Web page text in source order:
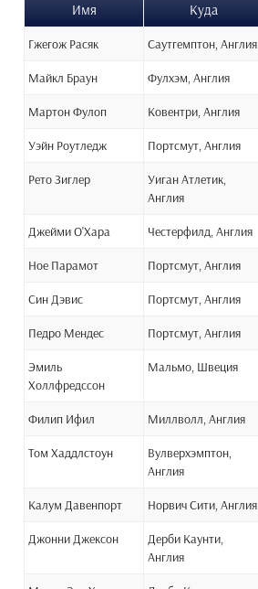
Имя
Куда
Гжегож Расяк Саутгемптон, Англия
Майкл Браун Фулхэм, Англия
Мартон Фулоп Ковентри, Англия
Уэйн Роутледж Портсмут, Англия
Рето Зиглер
Уиган Атлетик,
Англия
Джейми О'Хара Честерфилд, Англия
Ное Парамот Портсмут, Англия
Син Дэвис Портсмут, Англия
Педро Мендес Портсмут, Англия
Эмиль
Холлфредссон
Мальмо, Швеция
Филип Ифил Миллволл, Англия
Том Хаддлстоун
Вулверхэмптон,
Англия
Калум Давенпорт Норвич Сити, Англия
Джонни Джексон
Дерби Каунти,
Англия